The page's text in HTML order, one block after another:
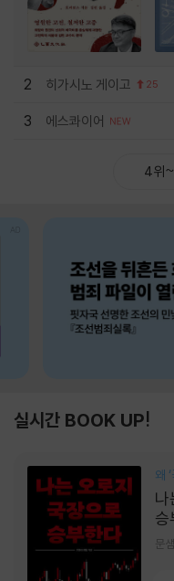
2 히가시노 게이고 25
3 에스콰이어
4위
실시간 BOOK UP!
왜
나
승